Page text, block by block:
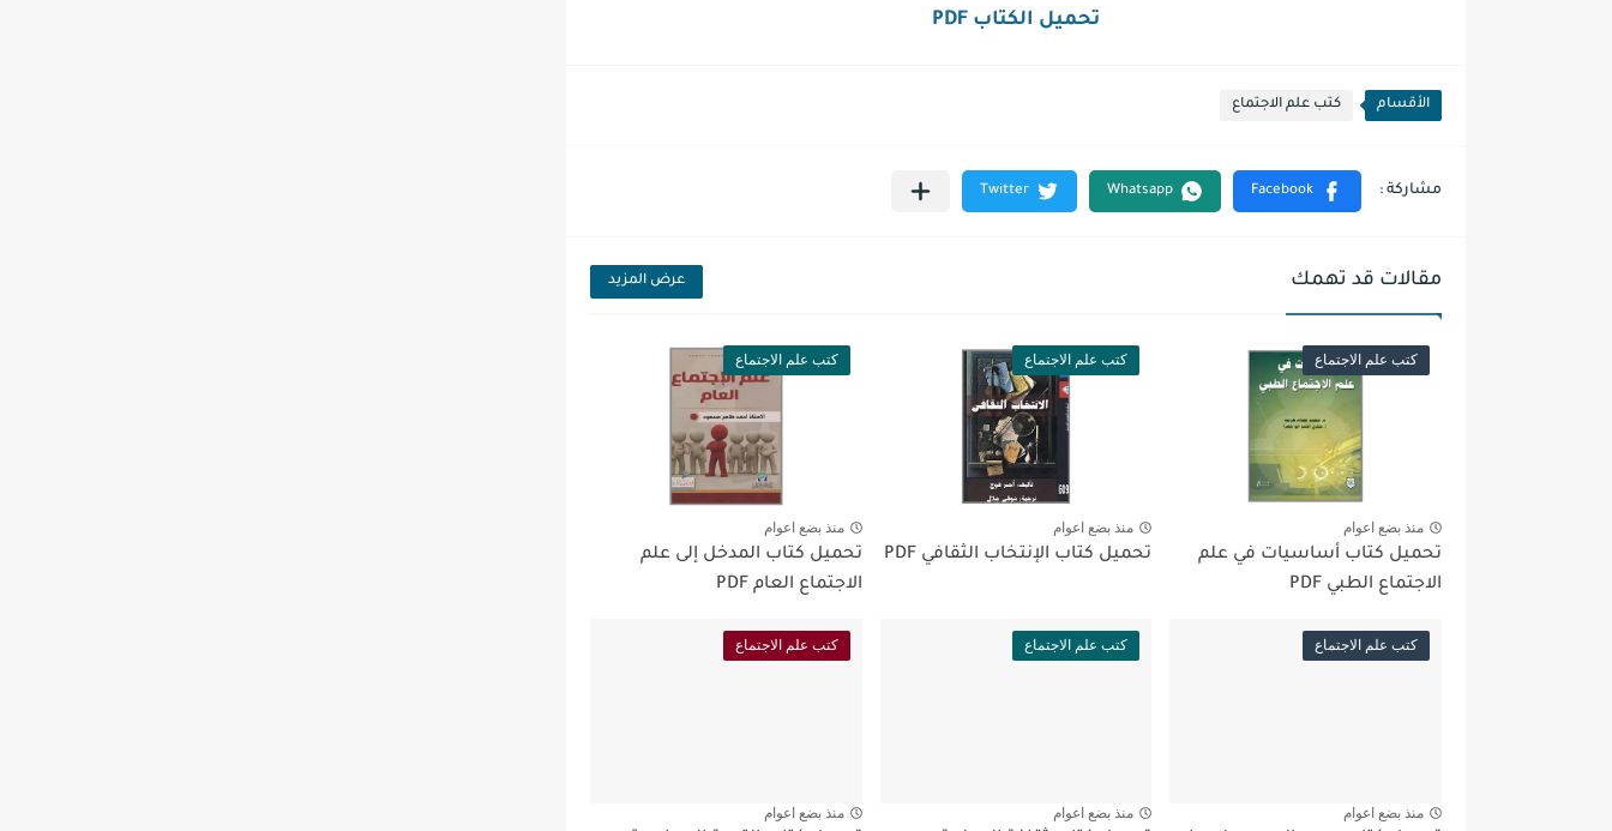
تحميل الكتاب PDF
الأقسام كتب علم الاجتماع
مقالات قد تهمك عرض المزيد
كتب علم الاجتماع
منذ بضع اعوام
تحميل كتاب أساسيات في علم
الاجتماع الطبي PDF
كتب علم الاجتماع
منذ بضع اعوام
تحميل كتاب الإنتخاب الثقافي PDF
كتب علم الاجتماع
منذ بضع اعوام
تحميل كتاب المدخل إلى علم
الاجتماع العام PDF
كتب علم الاجتماع
منذ بضع اعوام
كتب علم الاجتماع
منذ بضع اعوام
كتب علم الاجتماع
منذ بضع اعوام